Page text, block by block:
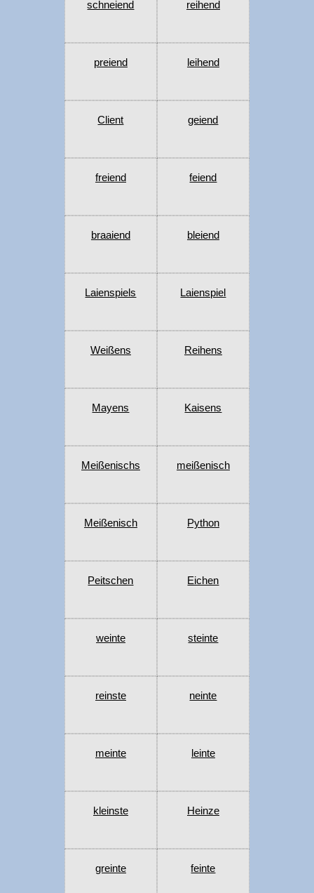
schneiend reihend
preiend leihend
Client geiend
freiend feiend
braaiend bleiend
Laienspiels Laienspiel
Weißens Reihens
Mayens Kaisens
Meißenischs meißenisch
Meißenisch Python
Peitschen Eichen
weinte steinte
reinste neinte
meinte leinte
kleinste Heinze
greinte feinte